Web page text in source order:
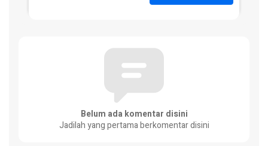
Belum ada komentar disini
Jadilah yang pertama berkomentar disini